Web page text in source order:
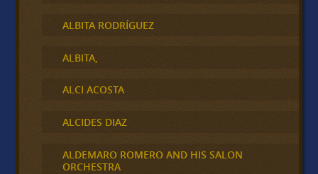
ALBITA RODRÍGUEZ
ALBITA,
ALCI ACOSTA
ALCIDES DIAZ
ALDEMARO ROMERO AND HIS SALON
ORCHESTRA